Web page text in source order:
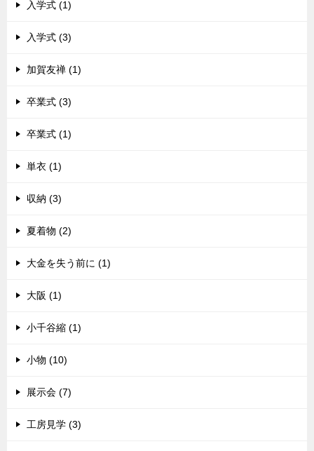
入学式 (1)
入学式 (3)
加賀友禅 (1)
卒業式 (3)
卒業式 (1)
単衣 (1)
収納 (3)
夏着物 (2)
大金を失う前に (1)
大阪 (1)
小千谷縮 (1)
小物 (10)
展示会 (7)
工房見学 (3)